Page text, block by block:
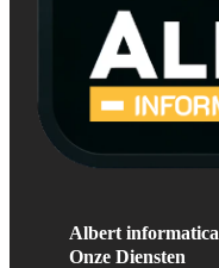
Albert informatica
Onze Diensten